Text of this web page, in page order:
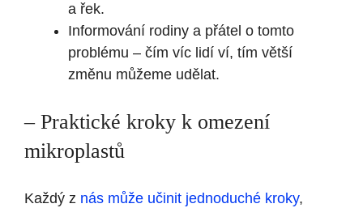
a řek.
Informování rodiny a přátel o tomto
problému – čím víc lidí ví, tím větší
změnu můžeme udělat.
– Praktické kroky k omezení
mikroplastů
Každý z nás může učinit jednoduché kroky,